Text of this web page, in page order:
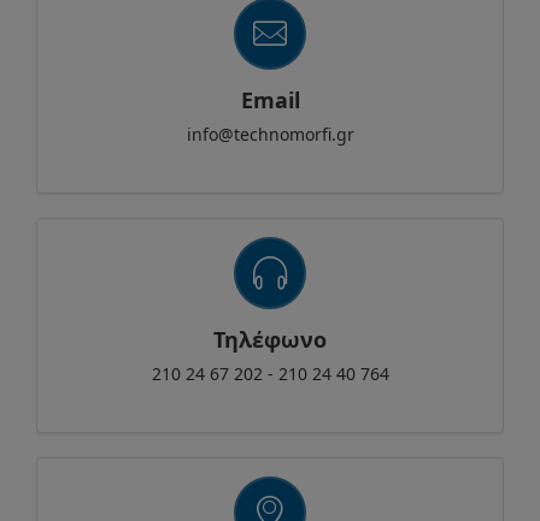
Email
info@technomorfi.gr
Τηλέφωνο
210 24 67 202 - 210 24 40 764